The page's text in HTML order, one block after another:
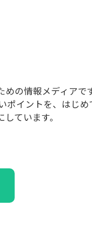
の情報メディアで
イントを、はじめ
ています。